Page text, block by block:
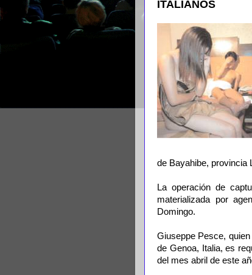
ITALIANOS
de Bayahibe, provincia
La operación de
materializada por
Domingo.
Giuseppe Pesce,
de Genoa, Italia, es
del mes abril de este